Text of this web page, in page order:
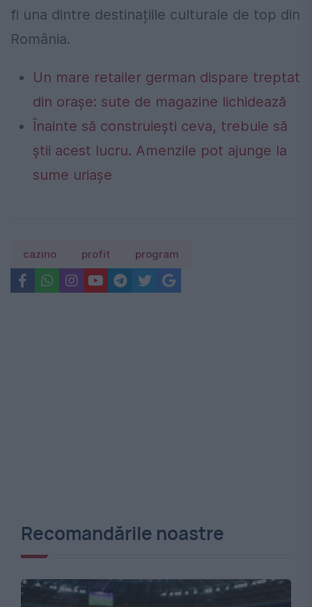
fi una dintre destinațiile culturale de top din
România.
Un mare retailer german dispare treptat
din orașe: sute de magazine lichidează
Înainte să construiești ceva, trebuie să
știi acest lucru. Amenzile pot ajunge la
sume uriașe
cazino profit program
Recomandările noastre